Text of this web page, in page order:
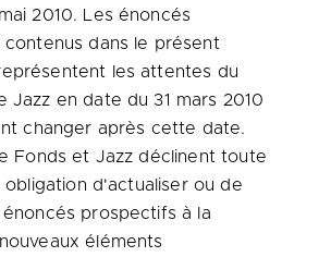
2010. Les énoncés
dans le présent
les attentes du
Jazz en date du 31 mars 2010
changer après cette date.
Fonds et Jazz déclinent toute
d'actualiser ou de
prospectifs à la
éléments